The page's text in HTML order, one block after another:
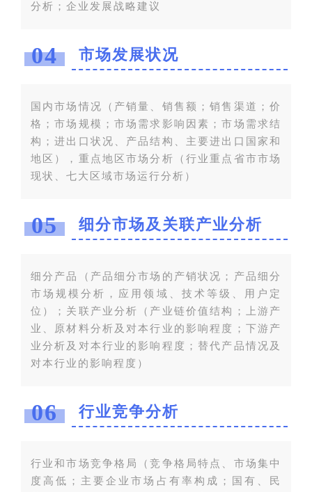
分析；企业发展战略建议
04 市场发展状况
国内市场情况（产销量、销售额；销售渠道；价
格；市场规模；市场需求影响因素；市场需求结
构；进出口状况、产品结构、主要进出口国家和
地区），重点地区市场分析（行业重点省市市场
现状、七大区域市场运行分析）
05 细分市场及关联产业分析
细分产品（产品细分市场的产销状况；产品细分
市场规模分析，应用领域、技术等级、用户定
位）；关联产业分析（产业链价值结构；上游产
业、原材料分析及对本行业的影响程度；下游产
业分析及对本行业的影响程度；替代产品情况及
对本行业的影响程度）
06 行业竞争分析
行业和市场竞争格局（竞争格局特点、市场集中
度高低；主要企业市场占有率构成；国有、民